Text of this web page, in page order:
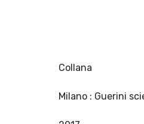
Collana